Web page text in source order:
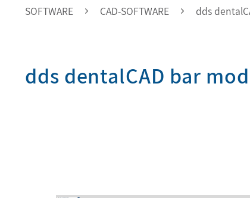
SOFTWARE CAD-SOFTWARE dds
dds dentalCAD bar